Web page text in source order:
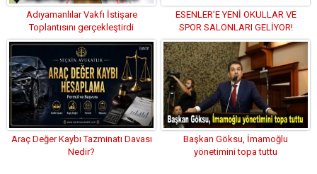
Adıyamanlılar Vakfı İstişare
Toplantısını gerçekleştirdi
ESENLER’E YENİ OKULLAR VE
SPOR SALONLARI GELİYOR!
Araç Değer Kaybı Tazminatı Davası
Nedir?
Başkan Göksu, İmamoğlu
yönetimini topa tuttu